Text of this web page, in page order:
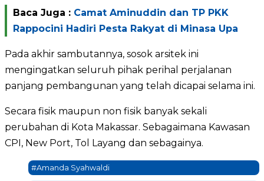
Baca Juga : Camat Aminuddin dan TP PKK
Rappocini Hadiri Pesta Rakyat di Minasa Upa
Pada akhir sambutannya, sosok arsitek ini
mengingatkan seluruh pihak perihal perjalanan
panjang pembangunan yang telah dicapai selama ini.
Secara fisik maupun non fisik banyak sekali
perubahan di Kota Makassar. Sebagaimana Kawasan
CPI, New Port, Tol Layang dan sebagainya.
#Amanda Syahwaldi